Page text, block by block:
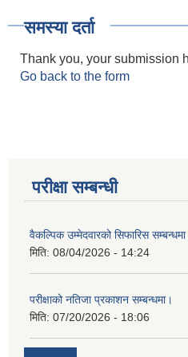
समस्या दर्ता
Thank you, your submission
Go back to the form
परीक्षा सम्बन्धी
वैकल्पिक उम्मेदवारको सिफारिस
मिति: 08/04/2026 - 14:24
परीक्षाको नतिजा प्रकाशन सम्बन्धमा।
मिति: 07/20/2026 - 18:06